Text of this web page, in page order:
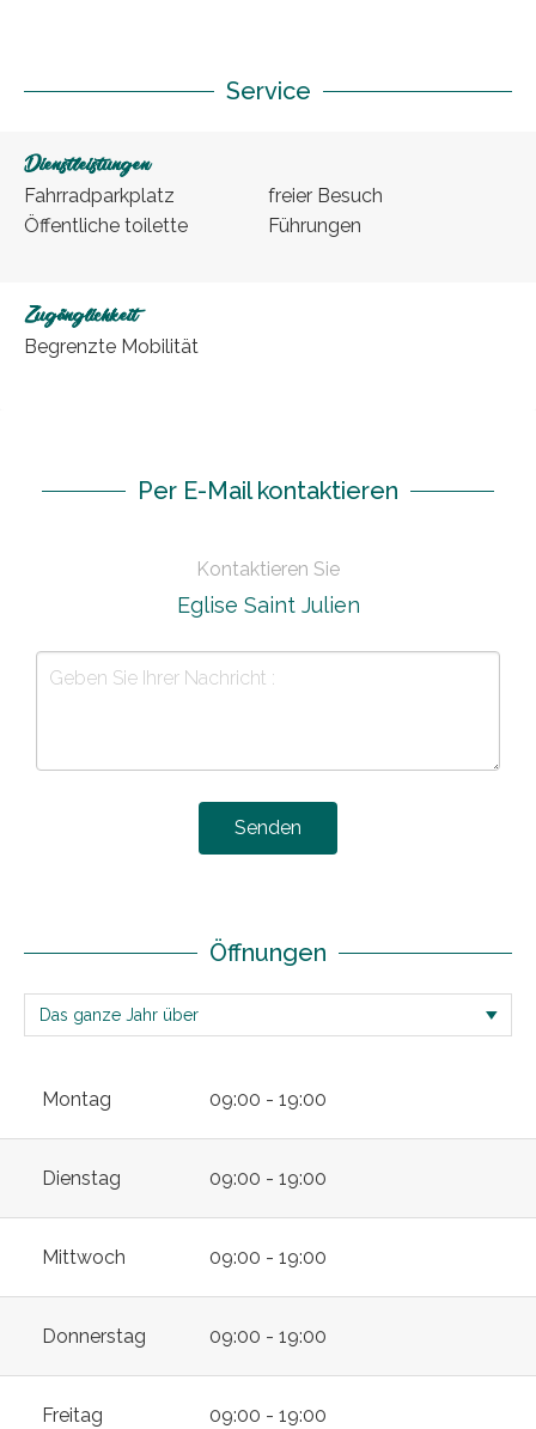
Service
Dienstleistungen
Fahrradparkplatz
Öffentliche toilette
freier Besuch
Führungen
Zugänglichkeit
Begrenzte Mobilität
Per E-Mail kontaktieren
Kontaktieren Sie
Eglise Saint Julien
Senden
Öffnungen
Montag 09:00 - 19:00
Dienstag 09:00 - 19:00
Mittwoch 09:00 - 19:00
Donnerstag 09:00 - 19:00
Freitag 09:00 - 19:00